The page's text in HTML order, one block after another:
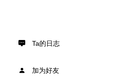
Ta的日志
加为好友